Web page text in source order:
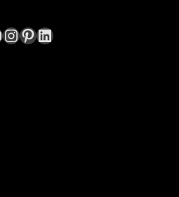
Instagram
Pinterest
LinkedIn